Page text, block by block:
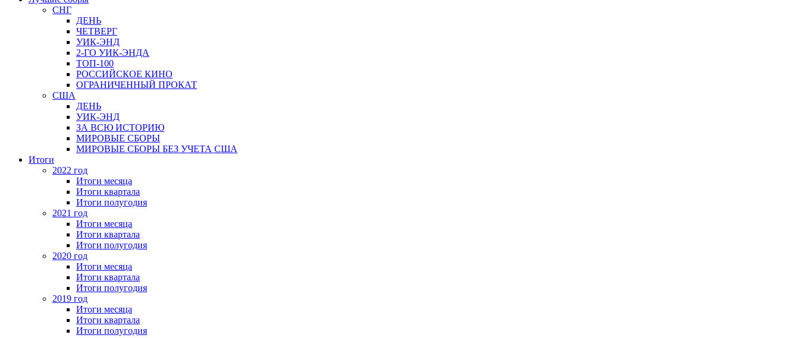
СНГ
ДЕНЬ
ЧЕТВЕРГ
УИК-ЭНД
2-ГО УИК-ЭНДА
ТОП-100
РОССИЙСКОЕ КИНО
ОГРАНИЧЕННЫЙ ПРОКАТ
США
ДЕНЬ
УИК-ЭНД
ЗА ВСЮ ИСТОРИЮ
МИРОВЫЕ СБОРЫ
МИРОВЫЕ СБОРЫ БЕЗ УЧЕТА США
Итоги
2022 год
Итоги месяца
Итоги квартала
Итоги полугодия
2021 год
Итоги месяца
Итоги квартала
Итоги полугодия
2020 год
Итоги месяца
Итоги квартала
Итоги полугодия
2019 год
Итоги месяца
Итоги квартала
Итоги полугодия